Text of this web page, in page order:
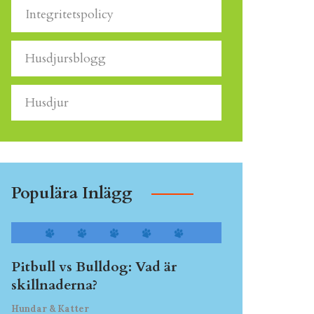
Integritetspolicy
Husdjursblogg
Husdjur
Populära Inlägg
Pitbull vs Bulldog: Vad är
skillnaderna?
Hundar & Katter